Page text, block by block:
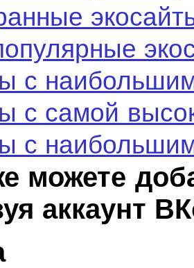
с
с самой
с
можете
аккаунт